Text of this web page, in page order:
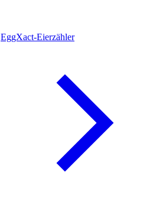
EggXact-Eierzähler